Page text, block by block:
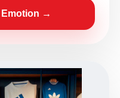
Emotion →